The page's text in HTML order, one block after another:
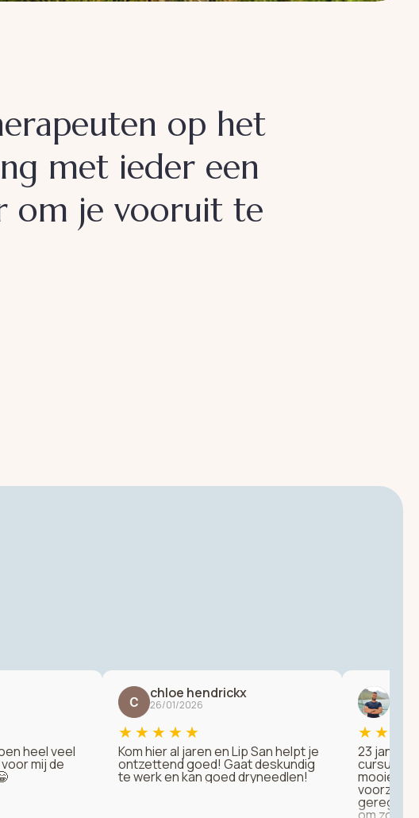
op het
met ieder een
om je vooruit te
heel veel
mij de
chloe hendrickx
26/01/2026
★★★★★
Kom hier al jaren en Lip San helpt je
ontzettend goed! Gaat deskundig
te werk en kan goed dryneedlen!
★★
23 januari
cursus
mooie
geregeld.
om zowel